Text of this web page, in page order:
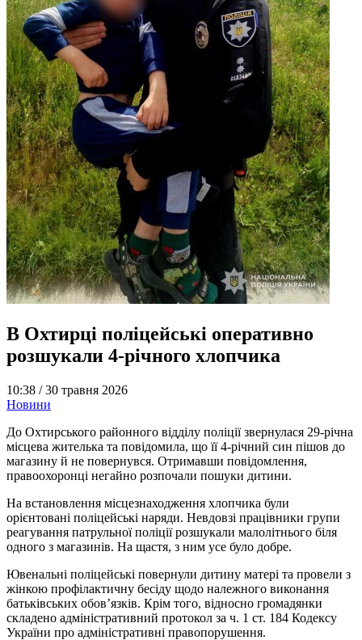
В Охтирці поліцейські оперативно
розшукали 4-річного хлопчика
10:38 /30 травня 2026
Новини
До Охтирського районного відділу поліції звернулася 29-річна
місцева жителька та повідомила, що її 4-річний син пішов до
магазину й не повернувся. Отримавши повідомлення,
правоохоронці негайно розпочали пошуки дитини.
На встановлення місцезнаходження хлопчика були
орієнтовані поліцейські наряди. Невдовзі працівники групи
реагування патрульної поліції розшукали малолітнього біля
одного з магазинів. На щастя, з ним усе було добре.
Ювенальні поліцейські повернули дитину матері та провели з
жінкою профілактичну бесіду щодо належного виконання
батьківських обов’язків. Крім того, відносно громадянки
складено адміністративний протокол за ч. 1 ст. 184 Кодексу
України про адміністративні правопорушення.